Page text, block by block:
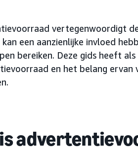
vertegenwoordigt
kan een aanzienlijke invloed
bereiken. Deze gids heeft
en het belang